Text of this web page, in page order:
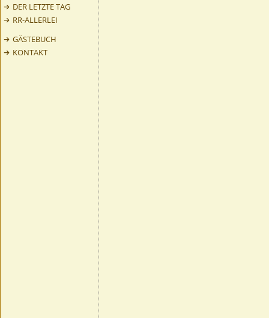
DER LETZTE TAG
RR-ALLERLEI
GÄSTEBUCH
KONTAKT